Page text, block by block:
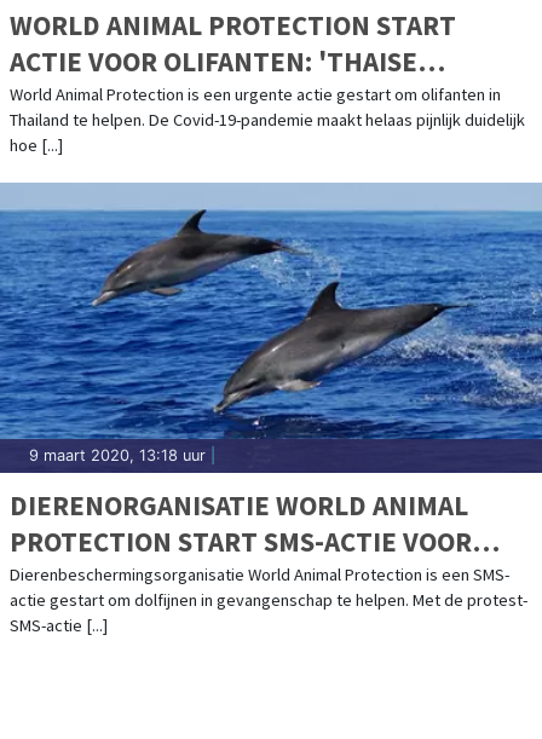
WORLD ANIMAL PROTECTION START
ACTIE VOOR OLIFANTEN: 'THAISE
OLIFANTEN IN DE PROBLEMEN DOOR
CORONACRISIS'
World Animal Protection is een urgente actie gestart om olifanten in
Thailand te helpen. De Covid-19-pandemie maakt helaas pijnlijk duidelijk
hoe [...]
9 maart 2020, 13:18 uur
DIERENORGANISATIE WORLD ANIMAL
PROTECTION START SMS-ACTIE VOOR
DOLFIJNEN
Dierenbeschermingsorganisatie World Animal Protection is een SMS-
actie gestart om dolfijnen in gevangenschap te helpen. Met de protest-
SMS-actie [...]